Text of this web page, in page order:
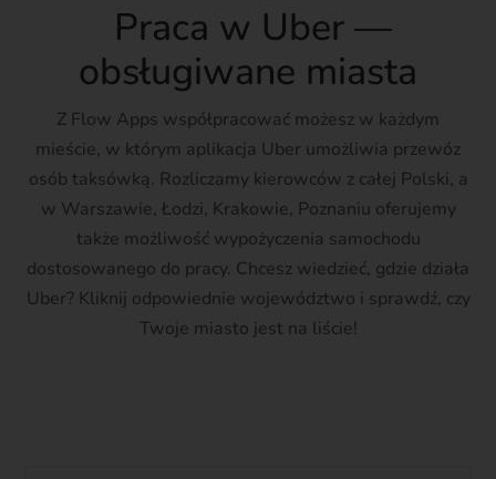
Praca w Uber —
obsługiwane miasta
Z Flow Apps współpracować możesz w każdym
mieście, w którym aplikacja Uber umożliwia przewóz
osób taksówką. Rozliczamy kierowców z całej Polski, a
w Warszawie, Łodzi, Krakowie, Poznaniu oferujemy
także możliwość wypożyczenia samochodu
dostosowanego do pracy. Chcesz wiedzieć, gdzie działa
Uber? Kliknij odpowiednie województwo i sprawdź, czy
Twoje miasto jest na liście!